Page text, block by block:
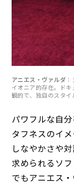
アニエス・ヴァルダ
イオニア的存在。ド
観的で、独自のスタイ
パワフルな自
タフネスのイ
しなやかさや
求められるソ
でもアニエス